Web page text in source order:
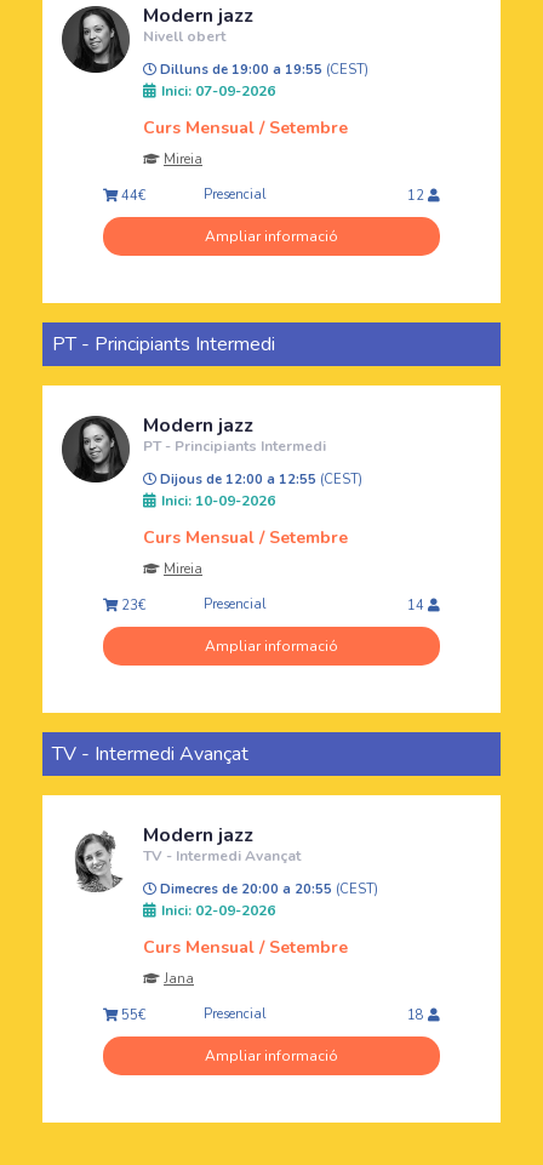
Modern jazz
Nivell obert
Dilluns de 19:00 a 19:55 (CEST)
Inici: 07-09-2026
Curs Mensual / Setembre
Mireia
44€
Presencial 12
Ampliar informació
PT - Principiants Intermedi
Modern jazz
PT - Principiants Intermedi
Dijous de 12:00 a 12:55 (CEST)
Inici: 10-09-2026
Curs Mensual / Setembre
Mireia
23€
Presencial 14
Ampliar informació
TV - Intermedi Avançat
Modern jazz
TV - Intermedi Avançat
Dimecres de 20:00 a 20:55 (CEST)
Inici: 02-09-2026
Curs Mensual / Setembre
Jana
55€
Presencial 18
Ampliar informació